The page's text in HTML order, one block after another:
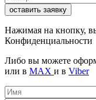
оставить заявку
Нажимая на кнопку,
Конфиденциальности
Либо вы можете
или в MAX и в Viber